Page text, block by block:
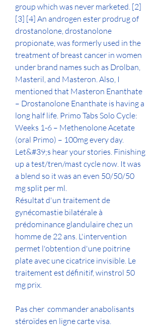
group which was never marketed. [2]
[3] [4] An androgen ester prodrug of
drostanolone, drostanolone
propionate, was formerly used in the
treatment of breast cancer in women
under brand names such as Drolban,
Masteril, and Masteron. Also, I
mentioned that Masteron Enanthate
– Drostanolone Enanthate is having a
long half life. Primo Tabs Solo Cycle:
Weeks 1-6 – Methenolone Acetate
(oral Primo) – 100mg every day.
Let&#39;s hear your stories. Finishing
up a test/tren/mast cycle now. It was
a blend so it was an even 50/50/50
mg split per ml.
Résultat d'un traitement de
gynécomastie bilatérale à
prédominance glandulaire chez un
homme de 22 ans. L'intervention
permet l'obtention d'une poitrine
plate avec une cicatrice invisible. Le
traitement est définitif, winstrol 50
mg prix.
Pas cher  commander anabolisants
stéroïdes en ligne carte visa.